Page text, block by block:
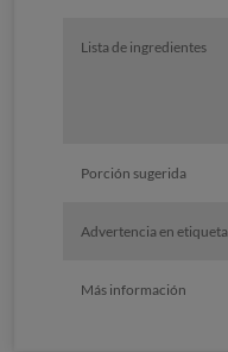
Lista de ingredientes
Porción sugerida
Advertencia en etiqueta
Más información